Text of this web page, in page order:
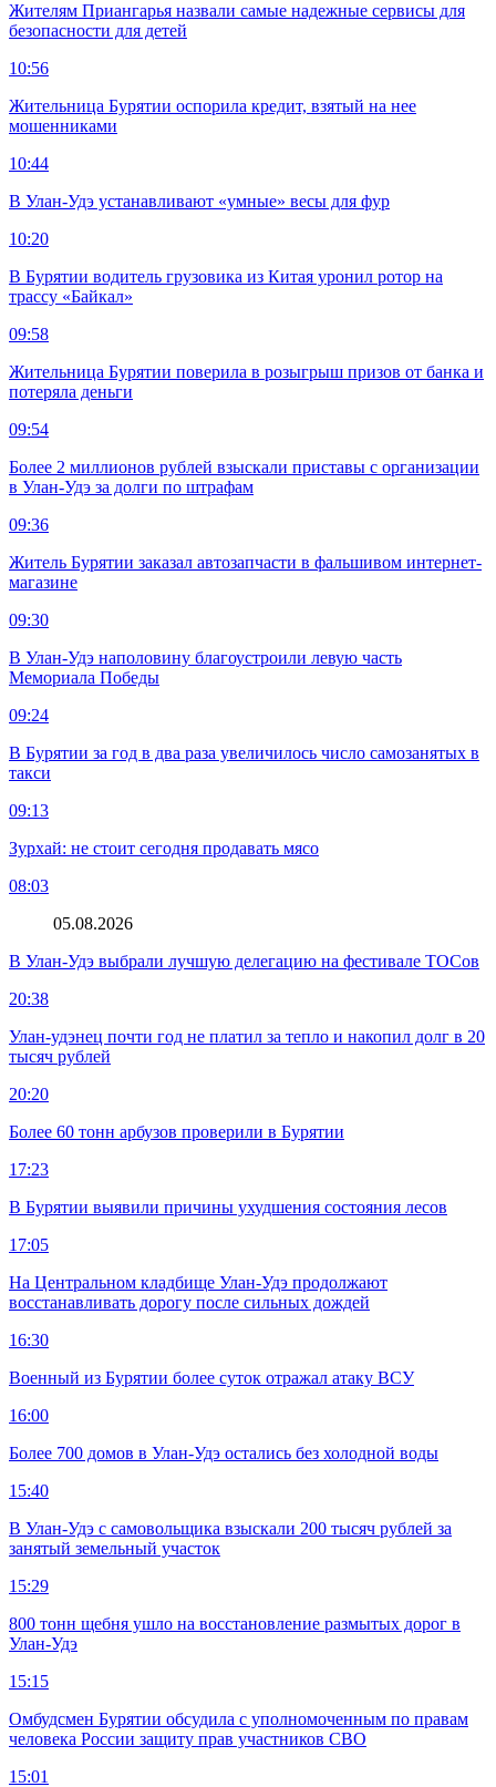
Жителям Приангарья назвали самые надежные сервисы для
безопасности для детей
10:56
Жительница Бурятии оспорила кредит, взятый на нее
мошенниками
10:44
В Улан-Удэ устанавливают «умные» весы для фур
10:20
В Бурятии водитель грузовика из Китая уронил ротор на
трассу «Байкал»
09:58
Жительница Бурятии поверила в розыгрыш призов от банка и
потеряла деньги
09:54
Более 2 миллионов рублей взыскали приставы с организации
в Улан-Удэ за долги по штрафам
09:36
Житель Бурятии заказал автозапчасти в фальшивом интернет-
магазине
09:30
В Улан-Удэ наполовину благоустроили левую часть
Мемориала Победы
09:24
В Бурятии за год в два раза увеличилось число самозанятых в
такси
09:13
Зурхай: не стоит сегодня продавать мясо
08:03
05.08.2026
В Улан-Удэ выбрали лучшую делегацию на фестивале ТОСов
20:38
Улан-удэнец почти год не платил за тепло и накопил долг в 20
тысяч рублей
20:20
Более 60 тонн арбузов проверили в Бурятии
17:23
В Бурятии выявили причины ухудшения состояния лесов
17:05
На Центральном кладбище Улан-Удэ продолжают
восстанавливать дорогу после сильных дождей
16:30
Военный из Бурятии более суток отражал атаку ВСУ
16:00
Более 700 домов в Улан-Удэ остались без холодной воды
15:40
В Улан-Удэ с самовольщика взыскали 200 тысяч рублей за
занятый земельный участок
15:29
800 тонн щебня ушло на восстановление размытых дорог в
Улан-Удэ
15:15
Омбудсмен Бурятии обсудила с уполномоченным по правам
человека России защиту прав участников СВО
15:01